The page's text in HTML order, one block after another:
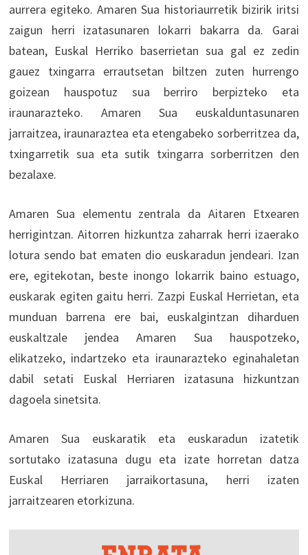
aurrera egiteko. Amaren Sua historiaurretik bizirik iritsi
zaigun herri izatasunaren lokarri bakarra da. Garai
batean, Euskal Herriko baserrietan sua gal ez zedin
gauez txingarra errautsetan biltzen zuten hurrengo
goizean hauspotuz sua berriro berpizteko eta
iraunarazteko. Amaren Sua euskalduntasunaren
jarraitzea, iraunaraztea eta etengabeko sorberritzea da,
txingarretik sua eta sutik txingarra sorberritzen den
bezalaxe.
Amaren Sua elementu zentrala da Aitaren Etxearen
herrigintzan. Aitorren hizkuntza zaharrak herri izaerako
lotura sendo bat ematen dio euskaradun jendeari. Izan
ere, egitekotan, beste inongo lokarrik baino estuago,
euskarak egiten gaitu herri. Zazpi Euskal Herrietan, eta
munduan barrena ere bai, euskalgintzan diharduen
euskaltzale jendea Amaren Sua hauspotzeko,
elikatzeko, indartzeko eta iraunarazteko eginahaletan
dabil setati Euskal Herriaren izatasuna hizkuntzan
dagoela sinetsita.
Amaren Sua euskaratik eta euskaradun izatetik
sortutako izatasuna dugu eta izate horretan datza
Euskal Herriaren jarraikortasuna, herri izaten
jarraitzearen etorkizuna.